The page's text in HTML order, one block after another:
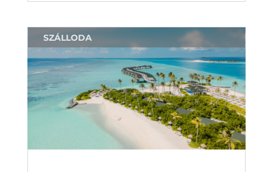
SZÁLLODA